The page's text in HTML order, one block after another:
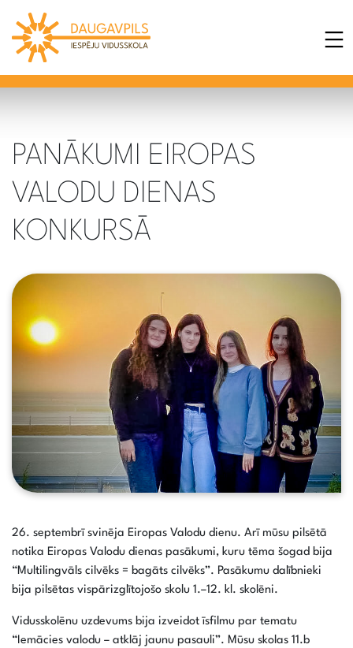
PANĀKUMI EIROPAS
VALODU DIENAS
KONKURSĀ
26. septembrī svinēja Eiropas Valodu dienu. Arī mūsu pilsētā
notika Eiropas Valodu dienas pasākumi, kuru tēma šogad bija
“Multilingvāls cilvēks = bagāts cilvēks”. Pasākumu dalībnieki
bija pilsētas vispārizglītojošo skolu 1.–12. kl. skolēni.
Vidusskolēnu uzdevums bija izveidot īsfilmu par tematu
“Iemācies valodu – atklāj jaunu pasauli”. Mūsu skolas 11.b